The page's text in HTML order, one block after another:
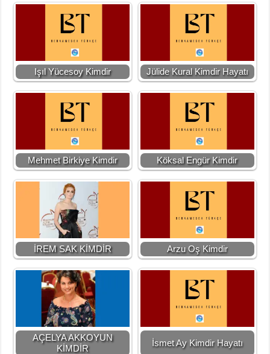
Işıl Yücesoy Kimdir Jülide Kural Kimdir Hayatı
Mehmet Birkiye Kimdir Köksal Engür Kimdir
İREM SAK KİMDİR Arzu Oş Kimdir
AÇELYA AKKOYUN
KİMDİR
İsmet Ay Kimdir Hayatı